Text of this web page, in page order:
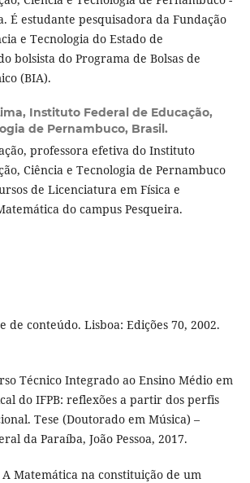
É estudante pesquisadora da Fundação
e Tecnologia do Estado de
bolsista do Programa de Bolsas de
(BIA).
Instituto Federal de Educação,
de Pernambuco, Brasil.
professora efetiva do Instituto
Ciência e Tecnologia de Pernambuco
de Licenciatura em Física e
do campus Pesqueira.
de conteúdo. Lisboa: Edições 70, 2002.
Técnico Integrado ao Ensino Médio em
do IFPB: reflexões a partir dos perfis
Tese (Doutorado em Música) –
da Paraíba, João Pessoa, 2017.
A Matemática na constituição de um